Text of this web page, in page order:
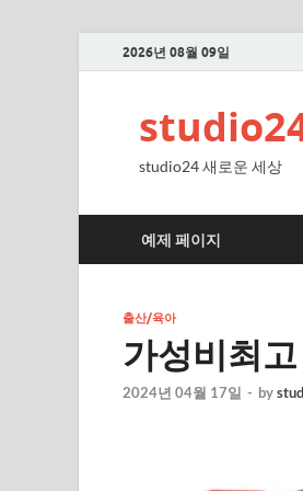
2026년 08월 09일
studio24 새로운 세상
예제 페이지
출산/육아
가성비최
2024년 04월 17일 - by